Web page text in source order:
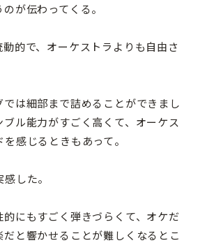
が伝わってくる。
的で、オーケストラよりも自由さ
では細部まで詰めることができまし
ル能力がすごく高くて、オーケス
感じるときもあって。
した。
的にもすごく弾きづらくて、オケだ
だと響かせることが難しくなるとこ